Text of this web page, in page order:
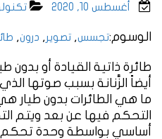
أغسطس 10, 2020
الوسوم:تجسس, تصوير, درون,
أيضاً الزَّنانة بسبب صوتها
ما هي الطائرات بدون طيار
التحكم فيها عن بعد ويتم
أساسي بواسطة وحدة تحكم